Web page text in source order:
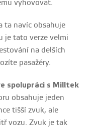
vyhovovat.
ta navíc obsahuje
je tato verze velmi
na delších
pasažéry.
spolupráci s Milltek
obsahuje jeden
tišší zvuk, ale
vozu. Zvuk je tak